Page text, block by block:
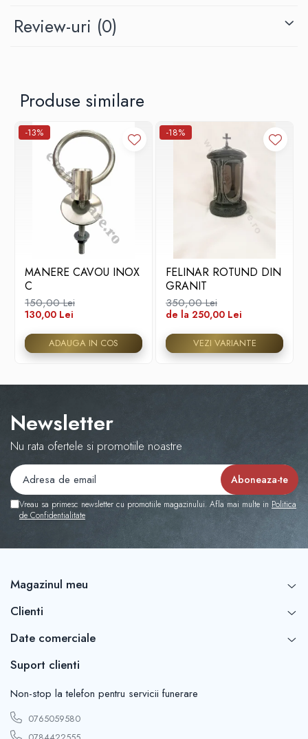
Review-uri (0)
Produse similare
-13%
MANERE CAVOU INOX
C
150,00 Lei
130,00 Lei
ADAUGA IN COS
-18%
FELINAR ROTUND DIN
GRANIT
350,00 Lei
de la 250,00 Lei
VEZI VARIANTE
Newsletter
Nu rata ofertele si promotiile noastre
Vreau sa primesc newsletter cu promotiile magazinului. Afla mai multe in Politica
de Confidentialitate
Magazinul meu
Clienti
Date comerciale
Suport clienti
Non-stop la telefon pentru servicii funerare
0765059580